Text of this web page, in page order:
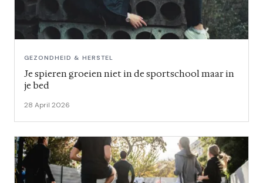
GEZONDHEID & HERSTEL
Je spieren groeien niet in de sportschool maar in
je bed
28 April 2026